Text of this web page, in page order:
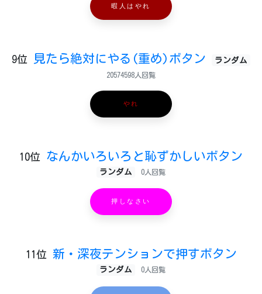
暇人はやれ
9位 見たら絶対にやる(重め)ボタン ランダム
20574598人回覧
やれ
10位 なんかいろいろと恥ずかしいボタン
ランダム 0人回覧
押しなさい
11位 新・深夜テンションで押すボタン
ランダム 0人回覧